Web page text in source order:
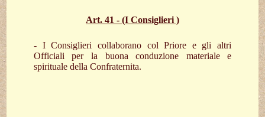
Art. 41 - (I Consiglieri )
- I Consiglieri collaborano col Priore e gli altri
Officiali per la buona conduzione materiale e
spirituale della Confraternita.